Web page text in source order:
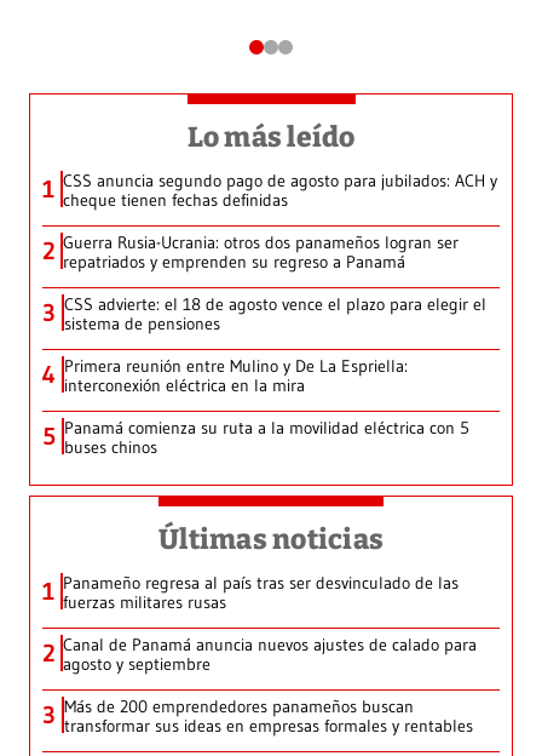
Lo más leído
1 CSS anuncia segundo pago de agosto para jubilados: ACH y
cheque tienen fechas definidas
2 Guerra Rusia-Ucrania: otros dos panameños logran ser
repatriados y emprenden su regreso a Panamá
3 CSS advierte: el 18 de agosto vence el plazo para elegir el
sistema de pensiones
4 Primera reunión entre Mulino y De La Espriella:
interconexión eléctrica en la mira
5 Panamá comienza su ruta a la movilidad eléctrica con 5
buses chinos
Últimas noticias
1 Panameño regresa al país tras ser desvinculado de las
fuerzas militares rusas
2 Canal de Panamá anuncia nuevos ajustes de calado para
agosto y septiembre
3 Más de 200 emprendedores panameños buscan
transformar sus ideas en empresas formales y rentables